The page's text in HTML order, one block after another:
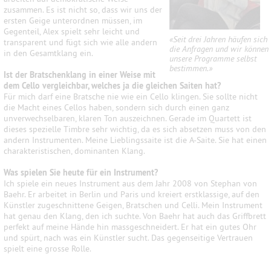
«Seit drei Jahren häufen sich
die Anfragen und wir können
unsere Programme selbst
bestimmen.»
zusammen. Es ist nicht so, dass wir uns der
ersten Geige unterordnen müssen, im
Gegenteil, Alex spielt sehr leicht und
transparent und fügt sich wie alle andern
in den Gesamtklang ein.
Ist der Bratschenklang in einer Weise mit
dem Cello vergleichbar, welches ja die gleichen Saiten hat?
Für mich darf eine Bratsche nie wie ein Cello klingen. Sie sollte nicht
die Macht eines Cellos haben, sondern sich durch einen ganz
unverwechselbaren, klaren Ton auszeichnen. Gerade im Quartett ist
dieses spezielle Timbre sehr wichtig, da es sich absetzen muss von den
andern Instrumenten. Meine Lieblingssaite ist die A-Saite. Sie hat einen
charakteristischen, dominanten Klang.
Was spielen Sie heute für ein Instrument?
Ich spiele ein neues Instrument aus dem Jahr 2008 von Stephan von
Baehr. Er arbeitet in Berlin und Paris und kreiert erstklassige, auf den
Künstler zugeschnittene Geigen, Bratschen und Celli. Mein Instrument
hat genau den Klang, den ich suchte. Von Baehr hat auch das Griffbrett
perfekt auf meine Hände hin massgeschneidert. Er hat ein gutes Ohr
und spürt, nach was ein Künstler sucht. Das gegenseitige Vertrauen
spielt eine grosse Rolle.